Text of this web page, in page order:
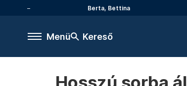
Berta, Bettina
Menü Kereső